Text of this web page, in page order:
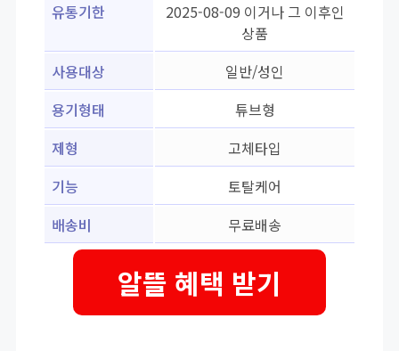
유통기한
2025-08-09 이거나 그 이후인
상품
사용대상
일반/성인
용기형태
튜브형
제형
고체타입
기능
토탈케어
배송비
무료배송
알뜰 혜택 받기